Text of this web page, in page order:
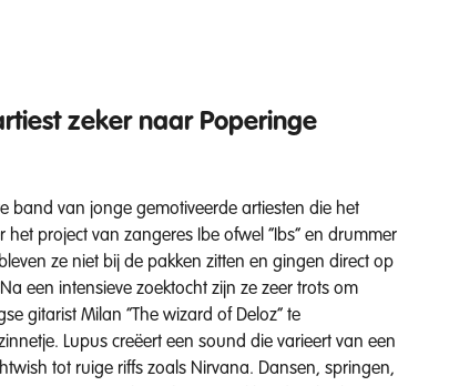
zeker naar Poperinge
band van jonge gemotiveerde artiesten die het
project van zangeres Ibe ofwel “Ibs” en drummer
ze niet bij de pakken zitten en gingen direct op
een intensieve zoektocht zijn ze zeer trots om
gitarist Milan “The wizard of Deloz” te
Lupus creëert een sound die varieert van een
tot ruige riffs zoals Nirvana. Dansen, springen,